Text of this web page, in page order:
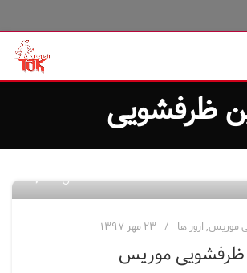
ظرفشویی
موریس,ارور ها ۲۳ مهر ۱۳۹۷
ظرفشویی موریس